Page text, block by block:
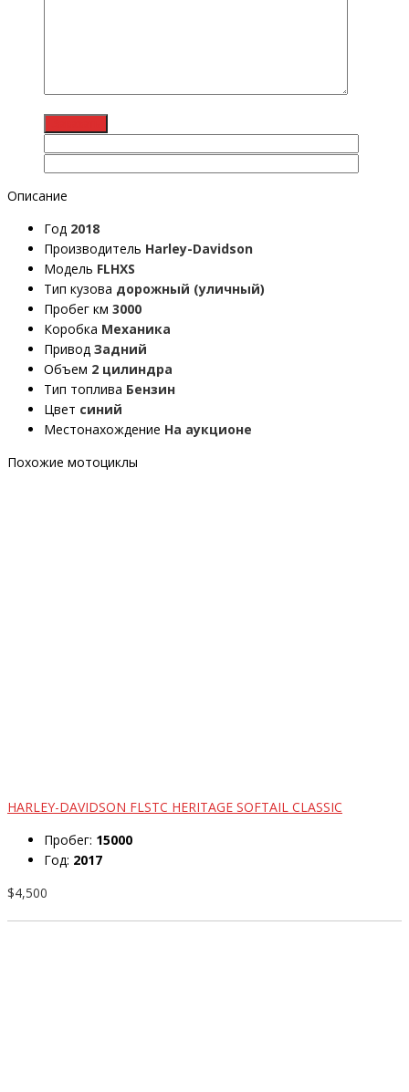
Описание
Год 2018
Производитель Harley-Davidson
Модель FLHXS
Тип кузова дорожный (уличный)
Пробег км 3000
Коробка Механика
Привод Задний
Объем 2 цилиндра
Тип топлива Бензин
Цвет синий
Местонахождение На аукционе
Похожие мотоциклы
HARLEY-DAVIDSON FLSTC HERITAGE SOFTAIL CLASSIC
Пробег: 15000
Год: 2017
$4,500